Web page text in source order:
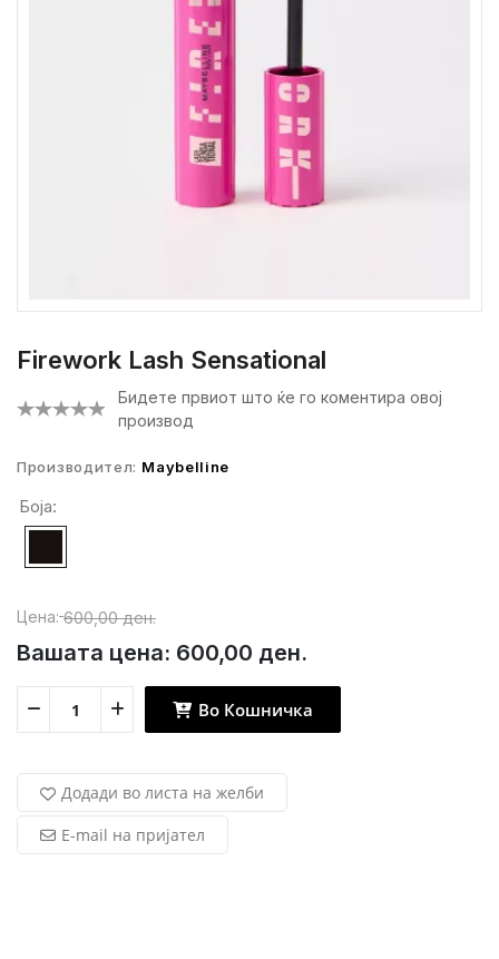
Firework Lash Sensational
Бидете првиот што ќе го коментира овој
производ
Производител: Maybelline
Боја:
Цена: 600,00 ден.
Вашата цена: 600,00 ден.
Во Кошничка
Додади во листа на желби
E-mail на пријател